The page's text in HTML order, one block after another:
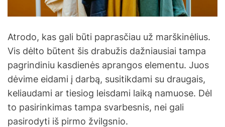
m
e
Atrodo, kas gali būti paprasčiau už marškinėlius.
Vis dėlto būtent šis drabužis dažniausiai tampa
pagrindiniu kasdienės aprangos elementu. Juos
dėvime eidami į darbą, susitikdami su draugais,
keliaudami ar tiesiog leisdami laiką namuose. Dėl
to pasirinkimas tampa svarbesnis, nei gali
pasirodyti iš pirmo žvilgsnio.